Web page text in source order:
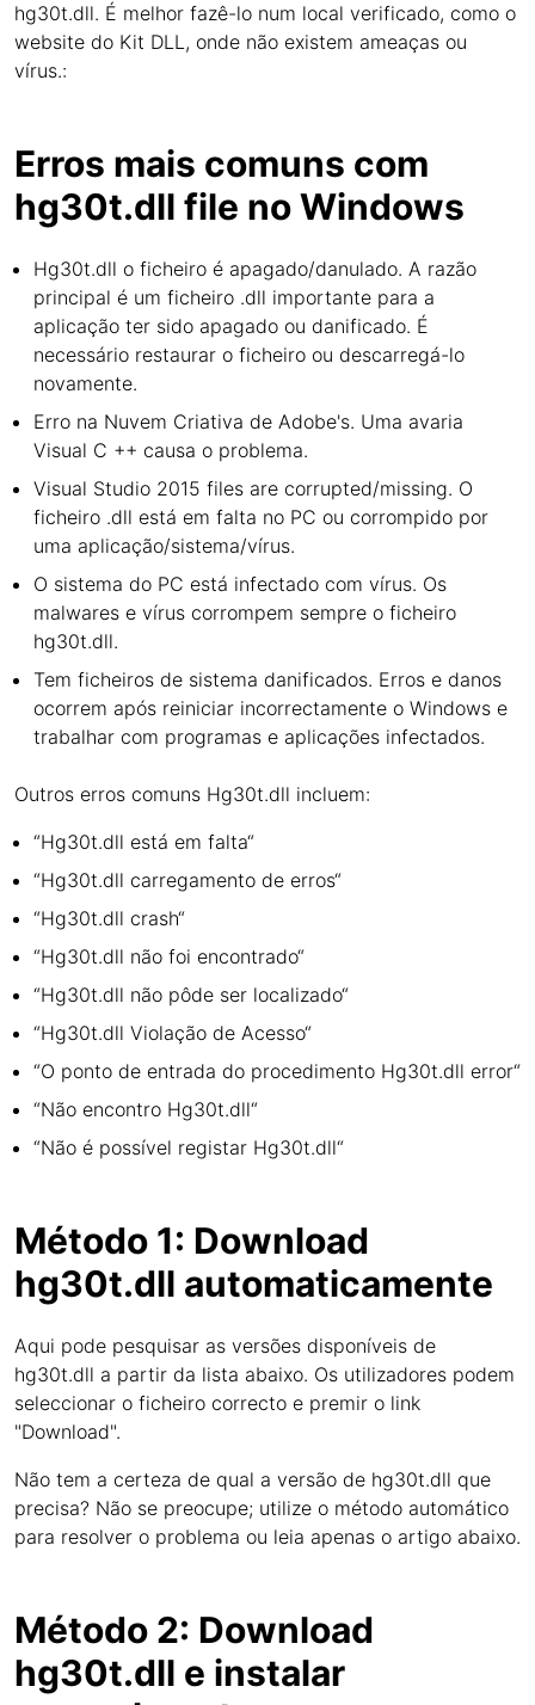
hg30t.dll. É melhor fazê-lo num local verificado, como o
website do Kit DLL, onde não existem ameaças ou
vírus.:
Erros mais comuns com
hg30t.dll file no Windows
Hg30t.dll o ficheiro é apagado/danulado. A razão
principal é um ficheiro .dll importante para a
aplicação ter sido apagado ou danificado. É
necessário restaurar o ficheiro ou descarregá-lo
novamente.
Erro na Nuvem Criativa de Adobe's. Uma avaria
Visual C ++ causa o problema.
Visual Studio 2015 files are corrupted/missing. O
ficheiro .dll está em falta no PC ou corrompido por
uma aplicação/sistema/vírus.
O sistema do PC está infectado com vírus. Os
malwares e vírus corrompem sempre o ficheiro
hg30t.dll.
Tem ficheiros de sistema danificados. Erros e danos
ocorrem após reiniciar incorrectamente o Windows e
trabalhar com programas e aplicações infectados.
Outros erros comuns Hg30t.dll incluem:
“Hg30t.dll está em falta“
“Hg30t.dll carregamento de erros“
“Hg30t.dll crash“
“Hg30t.dll não foi encontrado“
“Hg30t.dll não pôde ser localizado“
“Hg30t.dll Violação de Acesso“
“O ponto de entrada do procedimento Hg30t.dll error“
“Não encontro Hg30t.dll“
“Não é possível registar Hg30t.dll“
Método 1: Download
hg30t.dll automaticamente
Aqui pode pesquisar as versões disponíveis de
hg30t.dll a partir da lista abaixo. Os utilizadores podem
seleccionar o ficheiro correcto e premir o link
"Download".
Não tem a certeza de qual a versão de hg30t.dll que
precisa? Não se preocupe; utilize o método automático
para resolver o problema ou leia apenas o artigo abaixo.
Método 2: Download
hg30t.dll e instalar